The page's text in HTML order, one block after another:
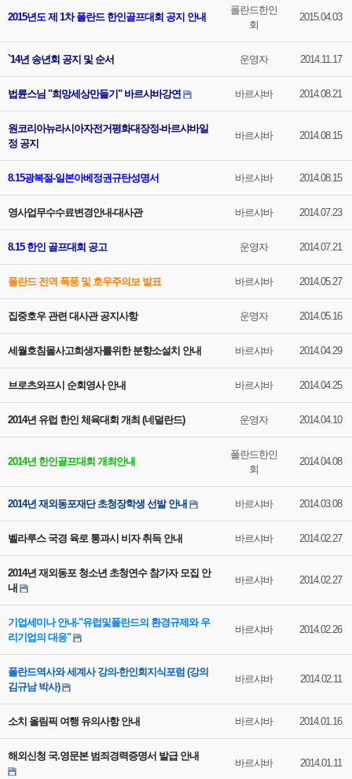
2015년도 제 1차 폴란드 한인골프대회 공지 안내
폴란드한인
회
2015.04.03
`14년 송년회 공지 및 순서 운영자 2014.11.17
법륜스님 "희망세상만들기" 바르샤바강연 바르샤바 2014.08.21
원코리아뉴라시아자전거평화대장정-바르샤바일
정 공지
바르샤바 2014.08.15
8.15광복절-일본아베정권규탄성명서 바르샤바 2014.08.15
영사업무수수료변경안내-대사관 바르샤바 2014.07.23
8.15 한인 골프대회 공고 운영자 2014.07.21
폴란드 전역 폭풍 및 호우주의보 발표 바르샤바 2014.05.27
집중호우 관련 대사관 공지사항 운영자 2014.05.16
세월호침몰사고희생자를위한 분향소설치 안내 바르샤바 2014.04.29
브로츠와프시 순회영사 안내 바르샤바 2014.04.25
2014년 유럽 한인 체육대회 개최 (네덜란드) 운영자 2014.04.10
2014년 한인골프대회 개최안내
폴란드한인
회
2014.04.08
2014년 재외동포재단 초청장학생 선발 안내 바르샤바 2014.03.08
벨라루스 국경 육로 통과시 비자 취득 안내 바르샤바 2014.02.27
2014년 재외동포 청소년 초청연수 참가자 모집 안
내
바르샤바 2014.02.27
기업세미나 안내-"유럽및폴란드의 환경규제와 우
리기업의 대응"
바르샤바 2014.02.26
폴란드역사와 세계사 강의-한인회지식포럼 (강의
김규남 박사)
바르샤바 2014.02.11
소치 올림픽 여행 유의사항 안내 바르샤바 2014.01.16
해외신청 국.영문본 범죄경력증명서 발급 안내
바르샤바 2014.01.11